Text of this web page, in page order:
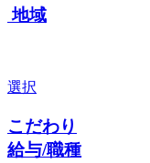
地域
選択
こだわり
給与/職種